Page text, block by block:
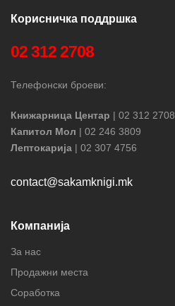
Корисничка поддршка
02 312 2708
Телефонски броеви:
Книжарница Центар | 02 312 2708
Капитол Мол | 02 246 3809
Лептокарија | 02 307 4756
contact@sakamknigi.mk
Компанија
За нас
Продажни места
Соработка